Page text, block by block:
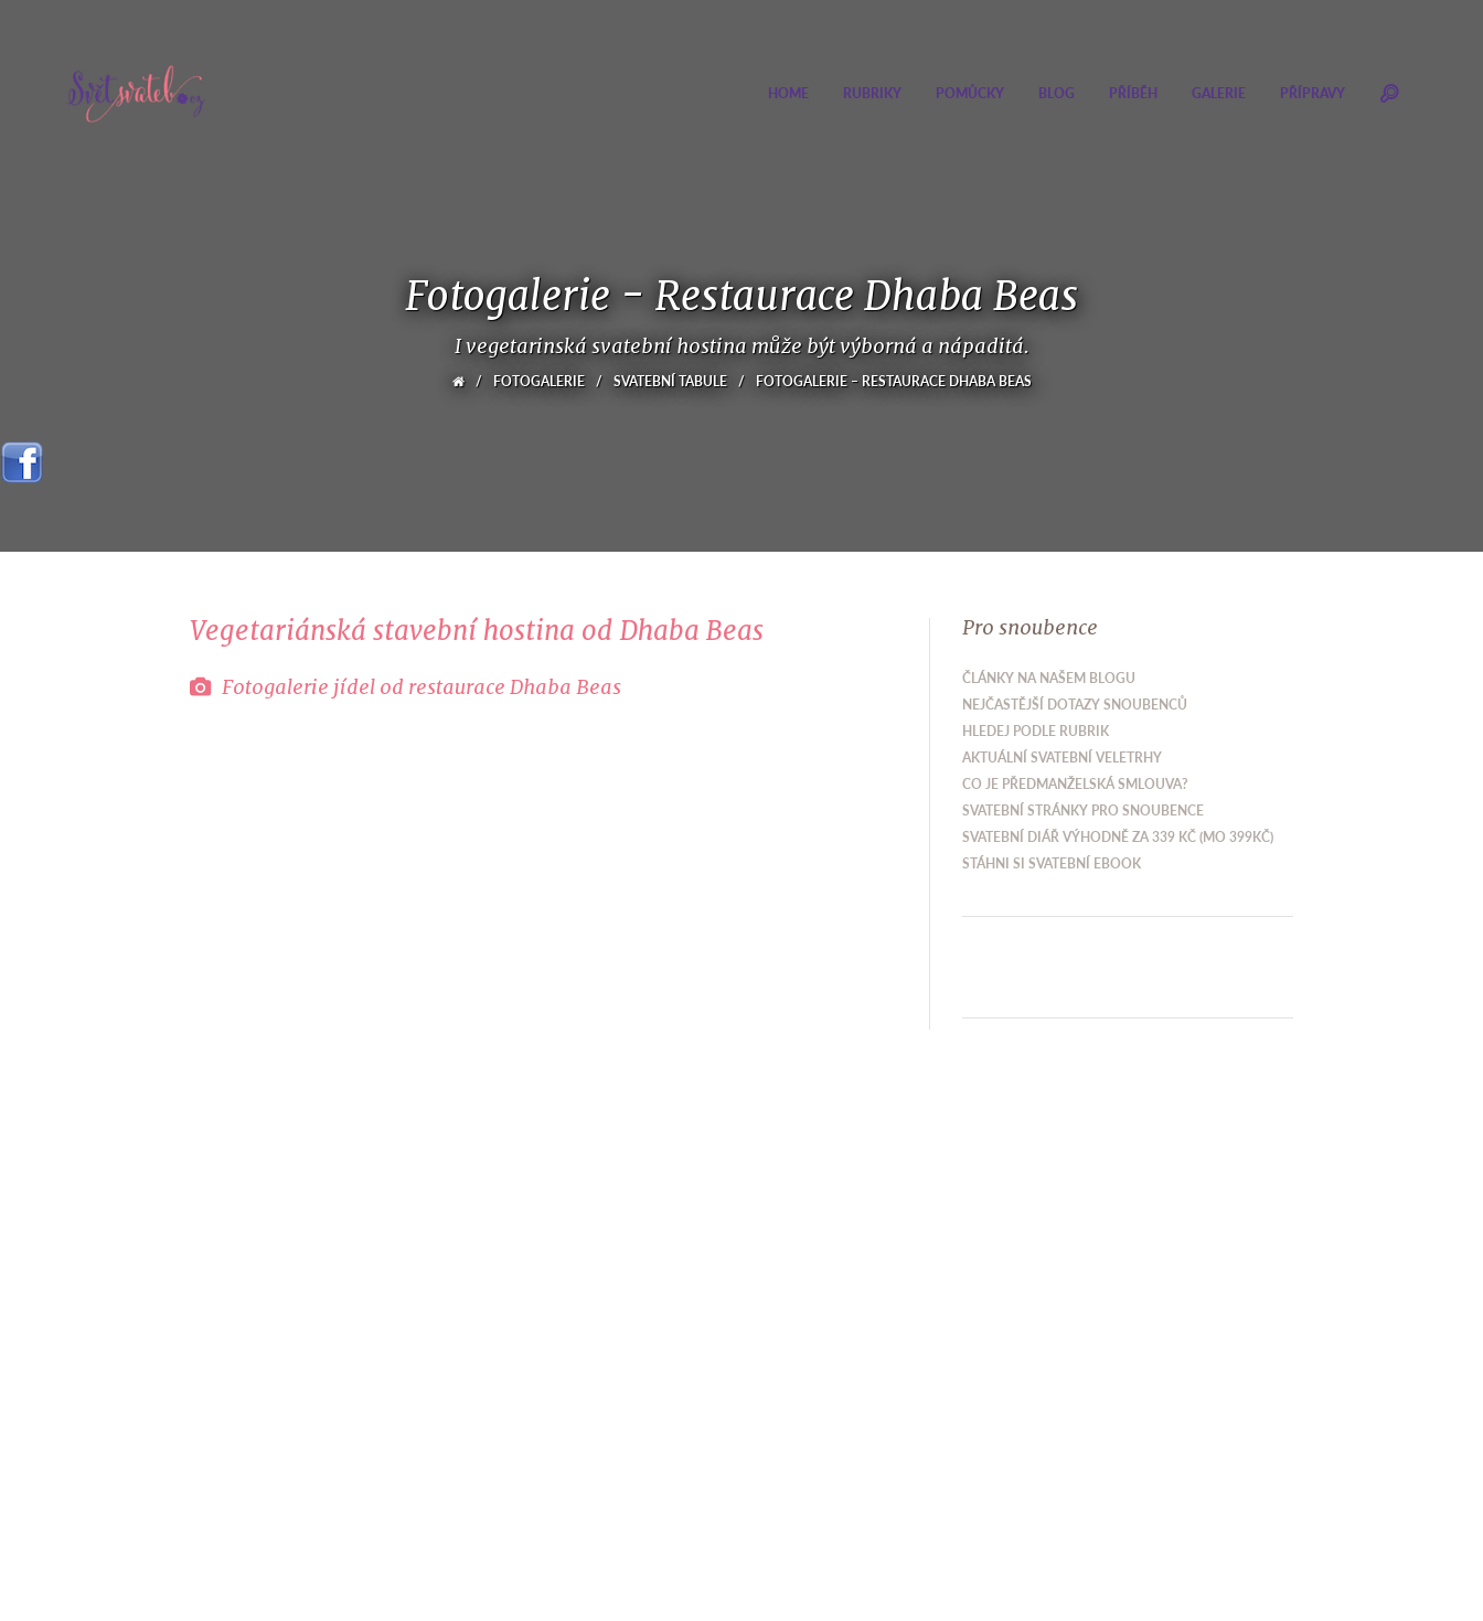
HOME RUBRIKY POMŮCKY BLOG PŘÍBĚH GALERIE PŘÍPRAVY
Fotogalerie - Restaurace Dhaba Beas
I vegetarinská svatební hostina může být výborná a nápaditá.
/ FOTOGALERIE / SVATEBNÍ TABULE / FOTOGALERIE – RESTAURACE DHABA BEAS
Vegetariánská stavební hostina od Dhaba Beas
Fotogalerie jídel od restaurace Dhaba Beas
Pro snoubence
ČLÁNKY NA NAŠEM BLOGU
NEJČASTĚJŠÍ DOTAZY SNOUBENCŮ
HLEDEJ PODLE RUBRIK
AKTUÁLNÍ SVATEBNÍ VELETRHY
CO JE PŘEDMANŽELSKÁ SMLOUVA?
SVATEBNÍ STRÁNKY PRO SNOUBENCE
SVATEBNÍ DIÁŘ VÝHODNĚ ZA 339 KČ (MO 399KČ)
STÁHNI SI SVATEBNÍ EBOOK